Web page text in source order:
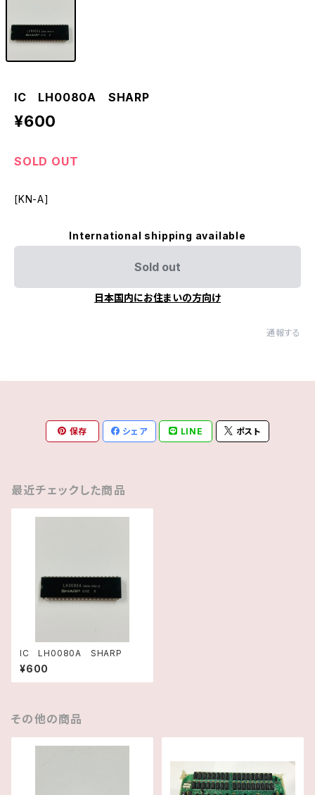
IC LH0080A SHARP
¥600
SOLD OUT
[KN-A]
International shipping available
Sold out
日本国内にお住まいの方向け
通報する
保存 シェア LINE ポスト
最近チェックした商品
IC LH0080A SHARP
¥600
その他の商品